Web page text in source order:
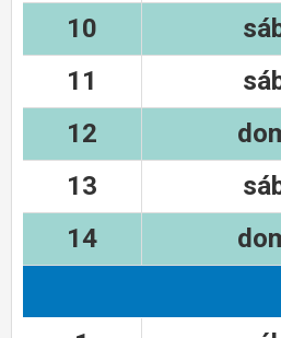
10
11
12
13
14